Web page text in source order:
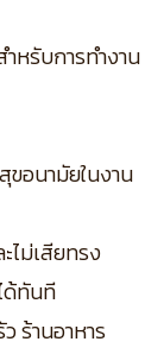
หรับการทำงาน
ขอนามัยในงาน
ไม่เสียทรง
ด้ทันที
ร้านอาหาร